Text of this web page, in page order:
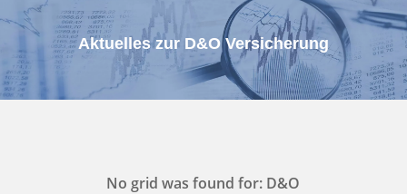
Aktuelles zur D&O Versicherung
No grid was found for: D&O